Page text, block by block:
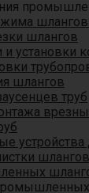
шлангов
шлангов
установки
шлангов
труб
устройства